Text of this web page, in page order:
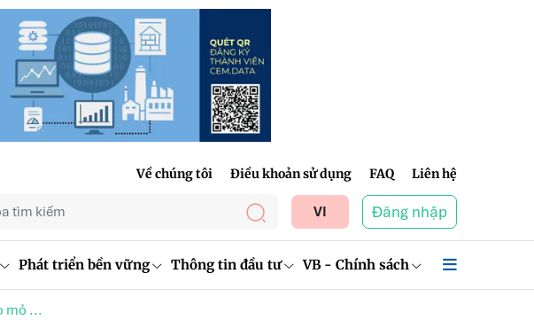
Về chúng tôi Điều khoản sử dụng FAQ Liên hệ
VI Đăng nhập
Phát triển bền vững Thông tin đầu tư VB - Chính sách
mỏ ...